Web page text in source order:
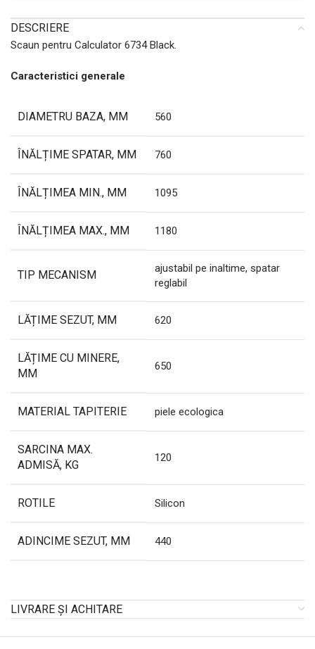
DESCRIERE
Scaun pentru Calculator 6734 Black.
Caracteristici generale
DIAMETRU BAZA, MM 560
ÎNĂLȚIME SPATAR, MM 760
ÎNĂLȚIMEA MIN., MM 1095
ÎNĂLȚIMEA MAX., MM 1180
TIP MECANISM
ajustabil pe inaltime, spatar
reglabil
LĂȚIME SEZUT, MM 620
LĂȚIME CU MINERE,
MM
650
MATERIAL TAPITERIE piele ecologica
SARCINA MAX.
ADMISĂ, KG
120
ROTILE Silicon
ADINCIME SEZUT, MM 440
LIVRARE ȘI ACHITARE